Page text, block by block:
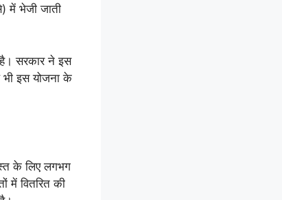
में भेजी जाती
है। सरकार ने इस
भी इस योजना के
के लिए लगभग
में वितरित की